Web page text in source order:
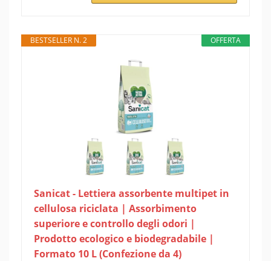
OFFERTA
BESTSELLER N. 2
Sanicat - Lettiera assorbente multipet in
cellulosa riciclata | Assorbimento
superiore e controllo degli odori |
Prodotto ecologico e biodegradabile |
Formato 10 L (Confezione da 4)